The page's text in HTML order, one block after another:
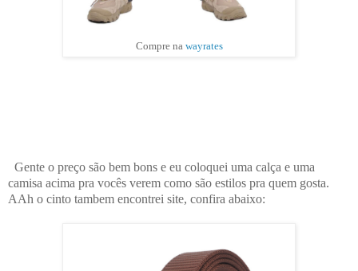
Compre na wayrates
Gente o preço são bem bons e eu coloquei uma calça e uma
camisa acima pra vocês verem como são estilos pra quem gosta.
AAh o cinto tambem encontrei site, confira abaixo: